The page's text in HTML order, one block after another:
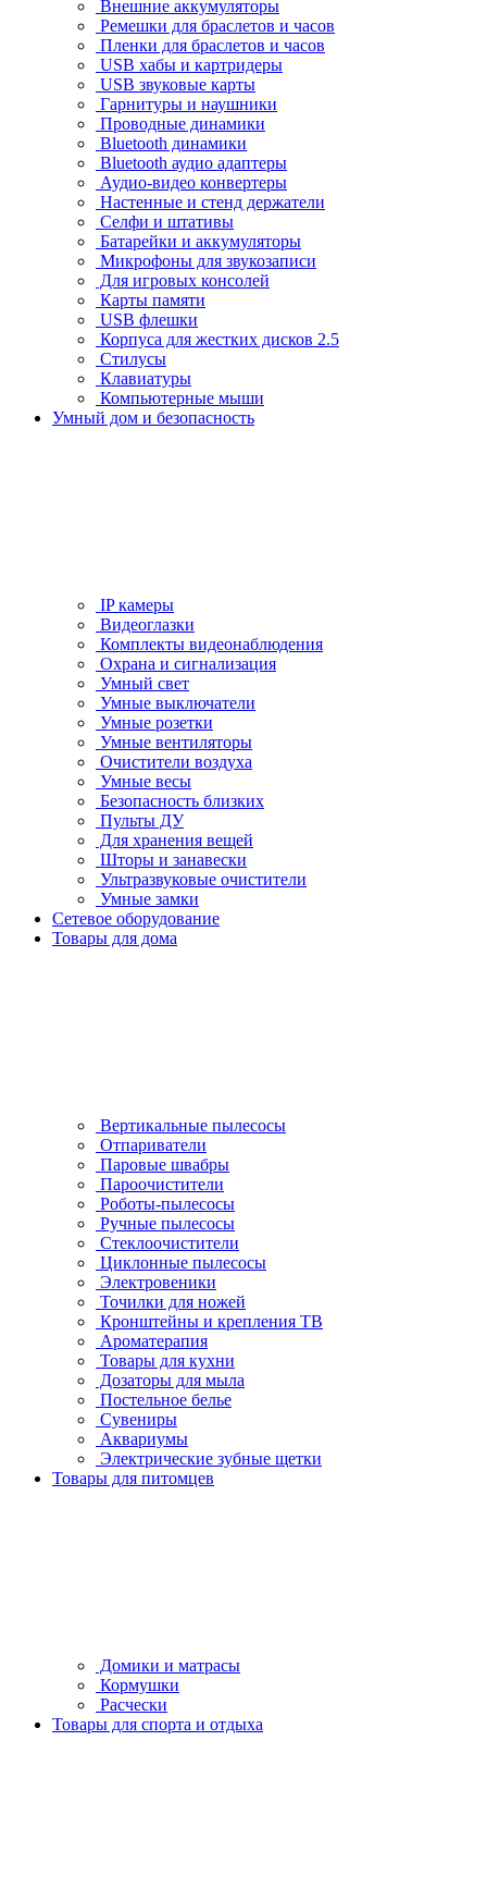
Внешние аккумуляторы
Ремешки для браслетов и часов
Пленки для браслетов и часов
USB хабы и картридеры
USB звуковые карты
Гарнитуры и наушники
Проводные динамики
Bluetooth динамики
Bluetooth аудио адаптеры
Аудио-видео конвертеры
Настенные и стенд держатели
Селфи и штативы
Батарейки и аккумуляторы
Микрофоны для звукозаписи
Для игровых консолей
Карты памяти
USB флешки
Корпуса для жестких дисков 2.5
Стилусы
Клавиатуры
Компьютерные мыши
Умный дом и безопасность
IP камеры
Видеоглазки
Комплекты видеонаблюдения
Охрана и сигнализация
Умный свет
Умные выключатели
Умные розетки
Умные вентиляторы
Очистители воздуха
Умные весы
Безопасность близких
Пульты ДУ
Для хранения вещей
Шторы и занавески
Ультразвуковые очистители
Умные замки
Сетевое оборудование
Товары для дома
Вертикальные пылесосы
Отпариватели
Паровые швабры
Пароочистители
Роботы-пылесосы
Ручные пылесосы
Стеклоочистители
Циклонные пылесосы
Электровеники
Точилки для ножей
Кронштейны и крепления ТВ
Ароматерапия
Товары для кухни
Дозаторы для мыла
Постельное белье
Сувениры
Аквариумы
Электрические зубные щетки
Товары для питомцев
Домики и матрасы
Кормушки
Расчески
Товары для спорта и отдыха